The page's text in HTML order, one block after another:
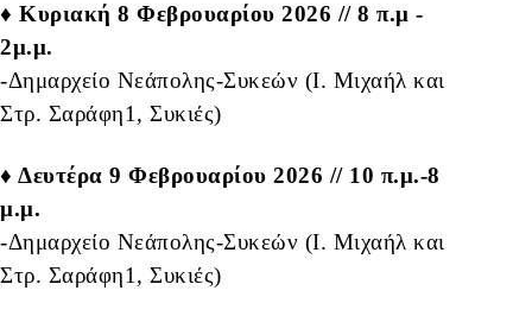
♦ Κυριακή 8 Φεβρουαρίου 2026 // 8 π.μ -
2μ.μ.
-Δημαρχείο Νεάπολης-Συκεών (Ι. Μιχαήλ και
Στρ. Σαράφη1, Συκιές)
♦ Δευτέρα 9 Φεβρουαρίου 2026 // 10 π.μ.-8
μ.μ.
-Δημαρχείο Νεάπολης-Συκεών (Ι. Μιχαήλ και
Στρ. Σαράφη1, Συκιές)